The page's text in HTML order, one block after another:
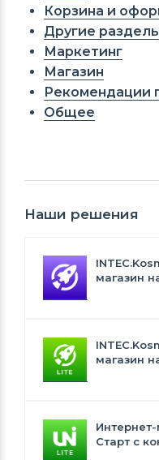
Корзина и
Другие
Маркетинг
Магазин
Рекомендации
Общее
Наши решения
магазин
магазин
Старт с